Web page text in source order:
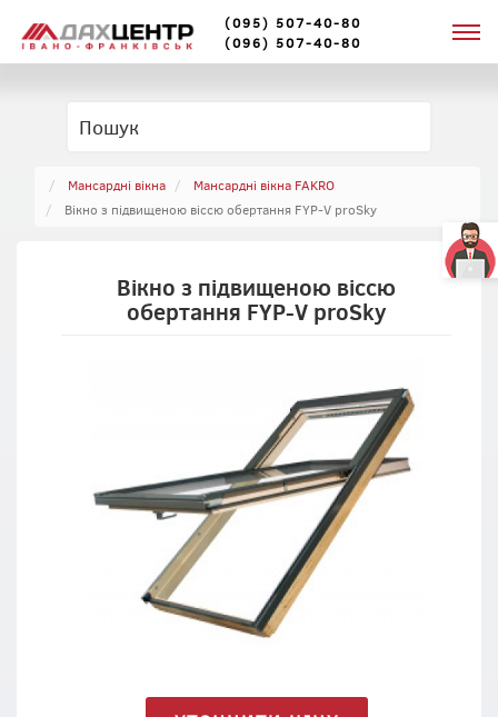
(095) 507-40-80
(096) 507-40-80
Мансардні вікна
Мансардні вікна FAKRO
Вікно з підвищеною віссю обертання FYP-V proSky
Вікно з підвищеною віссю
обертання FYP-V proSky